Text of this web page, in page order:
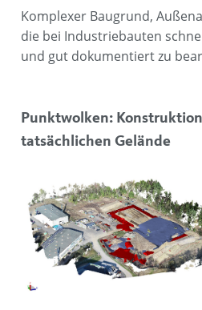
Komplexer Baugrund,
die bei Industriebauten
und gut dokumentiert zu
Punktwolken:
tatsächlichen Gelände